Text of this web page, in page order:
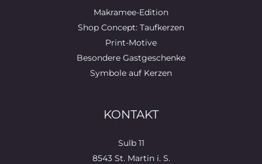
Makramee-Edition
Shop Concept: Taufkerzen
Print-Motive
Besondere Gastgeschenke
Symbole auf Kerzen
KONTAKT
Sulb 11
8543 St. Martin i. S.